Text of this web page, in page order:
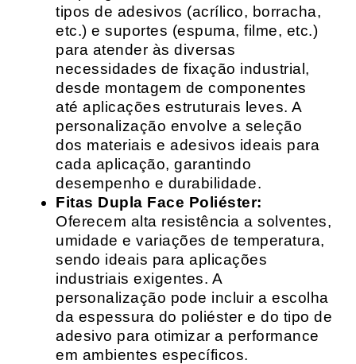
tipos de adesivos (acrílico, borracha,
etc.) e suportes (espuma, filme, etc.)
para atender às diversas
necessidades de fixação industrial,
desde montagem de componentes
até aplicações estruturais leves. A
personalização envolve a seleção
dos materiais e adesivos ideais para
cada aplicação, garantindo
desempenho e durabilidade.
Fitas Dupla Face Poliéster:
Oferecem alta resistência a solventes,
umidade e variações de temperatura,
sendo ideais para aplicações
industriais exigentes. A
personalização pode incluir a escolha
da espessura do poliéster e do tipo de
adesivo para otimizar a performance
em ambientes específicos.